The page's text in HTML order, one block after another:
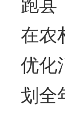
在农
优化
划全